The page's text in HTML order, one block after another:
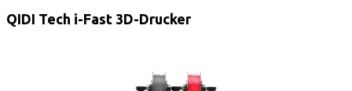
QIDI Tech i-Fast 3D-Drucker